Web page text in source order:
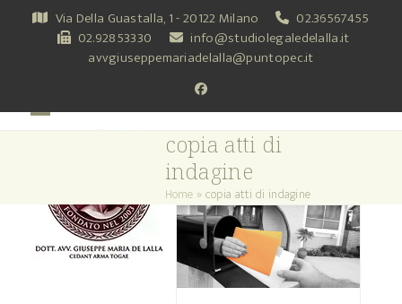
Via Della Guastalla, 1 - 20122 Milano
02.36567455
02.92853330
info@studiolegaledelalla.it
avvgiuseppemariadelalla@puntopec.it
Facebook
copia atti di
indagine
Home »copia atti di indagine